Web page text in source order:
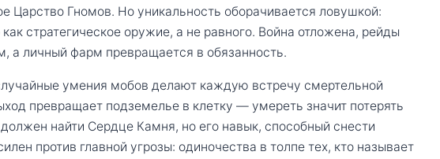
Царство Гномов. Но уникальность оборачивается ловушкой:
стратегическое оружие, а не равного. Война отложена, рейды
а личный фарм превращается в обязанность.
умения мобов делают каждую встречу смертельной
превращает подземелье в клетку — умереть значит потерять
найти Сердце Камня, но его навык, способный снести
против главной угрозы: одиночества в толпе тех, кто называет